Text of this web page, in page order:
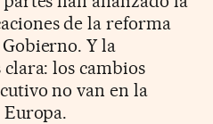
de la reforma
Y la
los cambios
no van en la